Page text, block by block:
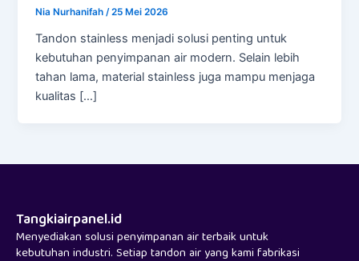
Nia Nurhanifah/25 Mei 2026
Tandon stainless menjadi solusi penting untuk
kebutuhan penyimpanan air modern. Selain lebih
tahan lama, material stainless juga mampu menjaga
kualitas […]
Tangkiairpanel.id
Menyediakan solusi penyimpanan air terbaik untuk
kebutuhan industri. Setiap tandon air yang kami fabrikasi